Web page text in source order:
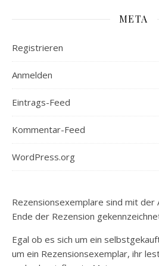
META
Registrieren
Anmelden
Eintrags-Feed
Kommentar-Feed
WordPress.org
Rezensionsexemplare sind mit der
Ende der Rezension
Egal ob es sich um ein
um ein Rezensionsexemplar, ihr